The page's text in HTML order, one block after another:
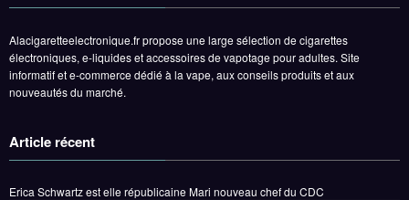
Alacigaretteelectronique.fr propose une large sélection de cigarettes
électroniques, e-liquides et accessoires de vapotage pour adultes. Site
informatif et e-commerce dédié à la vape, aux conseils produits et aux
nouveautés du marché.
Article récent
Erica Schwartz est elle républicaine Mari nouveau chef du CDC